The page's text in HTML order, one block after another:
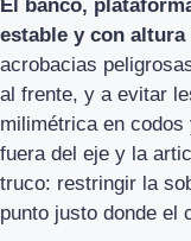
El banco,
estable y con
acrobacias
al frente, y a evitar
milimétrica en
fuera del eje y la
truco: restringir la
punto justo donde el